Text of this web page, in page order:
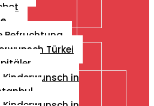
Befruchtung
Türkei
Kinderwunsch in